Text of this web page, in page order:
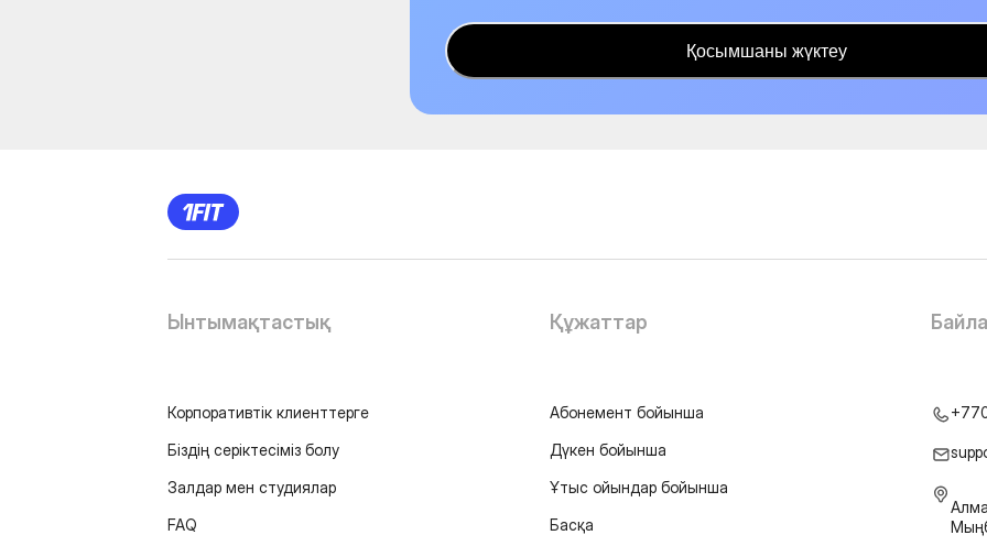
Қосымшаны жүктеу
Ынтымақтастық
Корпоративтік клиенттерге
Біздің серіктесіміз болу
Залдар мен студиялар
FAQ
Құжаттар
Абонемент бойынша
Дүкен бойынша
Ұтыс ойындар бойынша
Басқа